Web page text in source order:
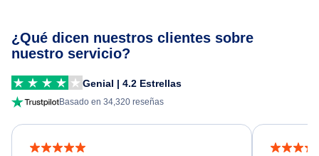
¿Qué dicen nuestros clientes sobre
nuestro servicio?
Genial | 4.2 Estrellas
Basado en 34,320 reseñas